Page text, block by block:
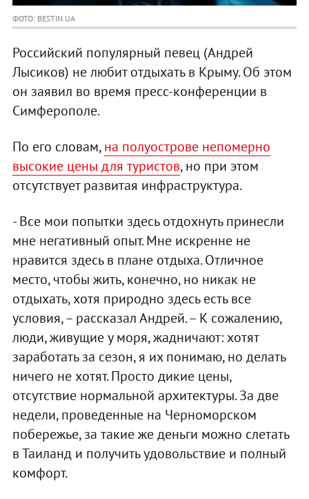
ФОТО: BESTIN.UA
Российский популярный певец (Андрей
Лысиков) не любит отдыхать в Крыму. Об этом
он заявил во время пресс-конференции в
Симферополе.
По его словам,на полуострове непомерно
высокие цены для туристов, но при этом
отсутствует развитая инфраструктура.
- Все мои попытки здесь отдохнуть принесли
мне негативный опыт. Мне искренне не
нравится здесь в плане отдыха. Отличное
место, чтобы жить, конечно, но никак не
отдыхать, хотя природно здесь есть все
условия, – рассказал Андрей. – К сожалению,
люди, живущие у моря, жадничают: хотят
заработать за сезон, я их понимаю, но делать
ничего не хотят. Просто дикие цены,
отсутствие нормальной архитектуры. За две
недели, проведенные на Черноморском
побережье, за такие же деньги можно слетать
в Таиланд и получить удовольствие и полный
комфорт.